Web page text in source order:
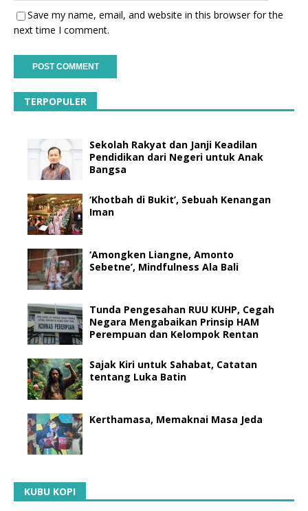
Save my name, email, and website in this browser for the
next time I comment.
TERPOPULER
Sekolah Rakyat dan Janji Keadilan
Pendidikan dari Negeri untuk Anak
Bangsa
‘Khotbah di Bukit’, Sebuah Kenangan
Iman
‘Amongken Liangne, Amonto
Sebetne’, Mindfulness Ala Bali
Tunda Pengesahan RUU KUHP, Cegah
Negara Mengabaikan Prinsip HAM
Perempuan dan Kelompok Rentan
Sajak Kiri untuk Sahabat, Catatan
tentang Luka Batin
Kerthamasa, Memaknai Masa Jeda
KUBU KOPI